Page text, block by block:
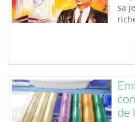
sa
de
des
son
de